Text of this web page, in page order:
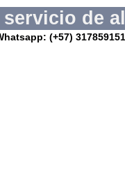
de
(+57)